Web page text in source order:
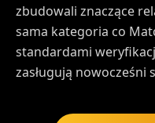
zbudowali znaczące
sama kategoria co
standardami
zasługują nowocześni